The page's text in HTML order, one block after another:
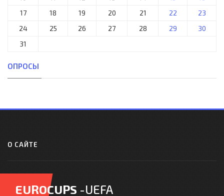
17
18 19 20 21 22
23
24
25 26 27 28 29
30
31
ОПРОСЫ
О САЙТЕ
EUROCUPS -UEFA